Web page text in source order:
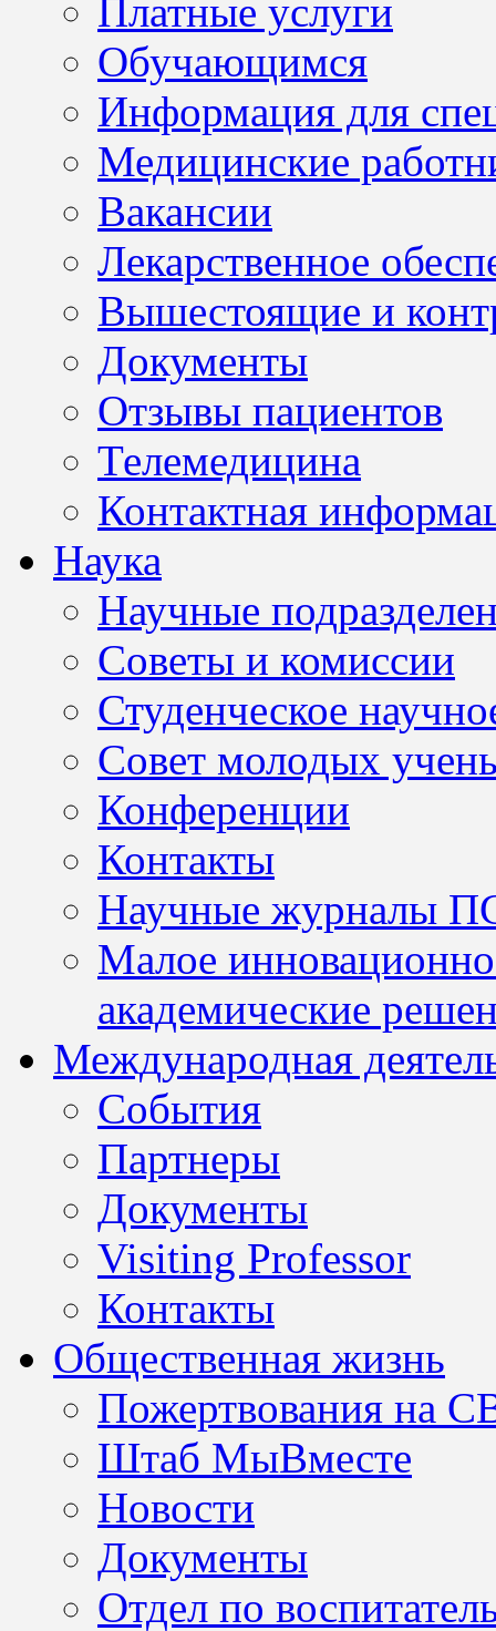
Платные услуги
Обучающимся
Информация для
Медицинские
Вакансии
Лекарственное
Вышестоящие и
Документы
Отзывы пациентов
Телемедицина
Контактная
Наука
Научные
Советы и комиссии
Студенческое
Совет молодых
Конференции
Контакты
Научные журналы
Малое
академические
Международная
События
Партнеры
Документы
Visiting Professor
Контакты
Общественная жизнь
Пожертвования на
Штаб МыВместе
Новости
Документы
Отдел по